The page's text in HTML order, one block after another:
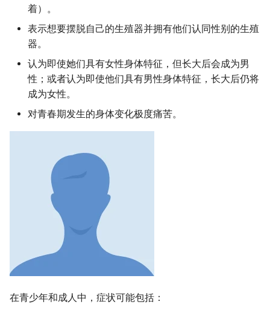
着）。
表示想要摆脱自己的生殖器并拥有他们认同性别的生殖
器。
认为即使她们具有女性身体特征，但长大后会成为男
性；或者认为即使他们具有男性身体特征，长大后仍将
成为女性。
对青春期发生的身体变化极度痛苦。
在青少年和成人中，症状可能包括：